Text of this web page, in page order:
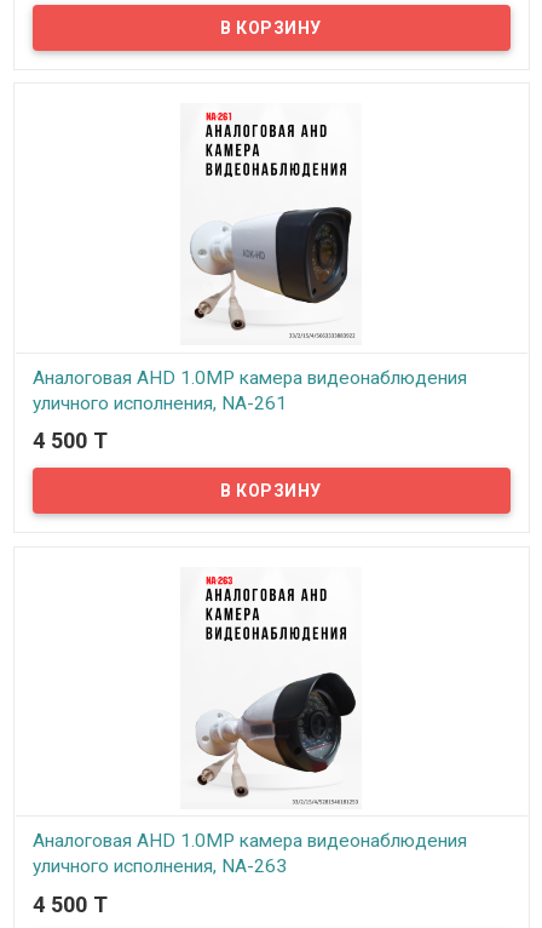
Предлагаем бюджетные аналоговые AHD 1Mpx камеры
видеонаблюдения уличного исполнения, модель AK-533-60P!
Аналоговая AHD 1.0MP камера видеонаблюдения
уличного исполнения, NA-261
В наличии
Предлагаем бюджетные аналоговые AHD 1Mpx камеры
видеонаблюдения уличного исполнения, модель NA-261!
4 500 T
Аналоговая AHD 1.0MP камера видеонаблюдения
уличного исполнения, NA-263
В наличии
4 500 T